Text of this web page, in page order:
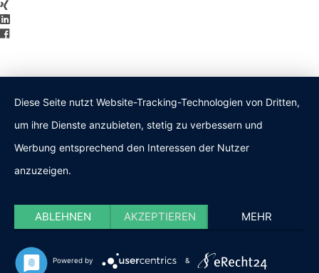
Diese Seite nutzt Website-Tracking-Technologien von Dritten,
um ihre Dienste anzubieten, stetig zu verbessern und
Werbung entsprechend den Interessen der Nutzer
anzuzeigen.
ABLEHNEN AKZEPTIEREN MEHR
Powered by &